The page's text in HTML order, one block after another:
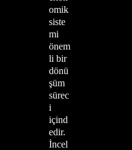
omik
siste
mi
önem
li bir
dönü
şüm
sürec
i
içind
edir.
İncel